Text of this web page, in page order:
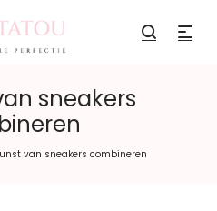
sneakers
van sneakers combineren